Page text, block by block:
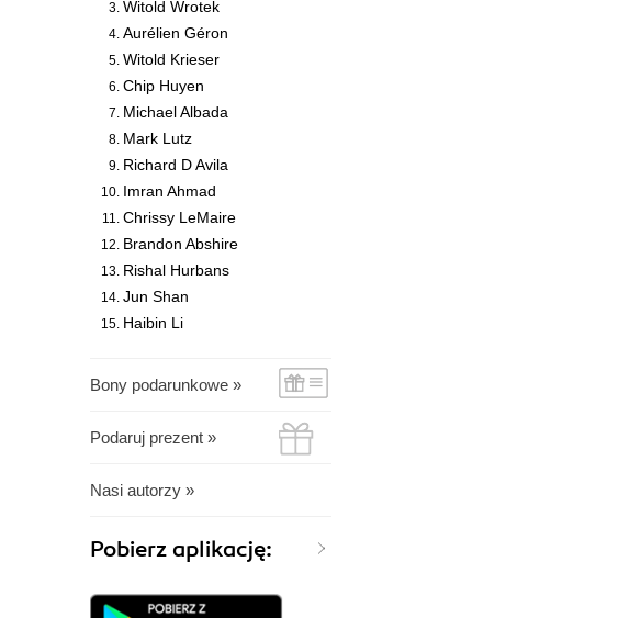
Witold Wrotek
Aurélien Géron
Witold Krieser
Chip Huyen
Michael Albada
Mark Lutz
Richard D Avila
Imran Ahmad
Chrissy LeMaire
Brandon Abshire
Rishal Hurbans
Jun Shan
Haibin Li
Bony podarunkowe »
Podaruj prezent »
Nasi autorzy »
Pobierz aplikację: